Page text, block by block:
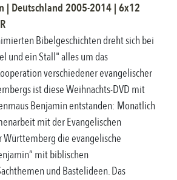
| Deutschland 2005-2014 |6x12
Bibelgeschichten dreht sich bei
und ein Stall" alles um das
verschiedener evangelischer
ist diese Weihnachts-DVD mit
Benjamin entstanden: Monatlich
mit der Evangelischen
Württemberg die evangelische
mit biblischen
und Bastelideen. Das